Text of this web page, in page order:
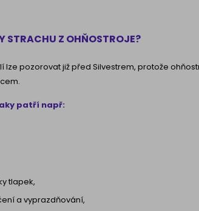
STRACHU Z OHŇOSTROJE?
lze pozorovat již před Silvestrem, protože
patří např:
tlapek,
a vyprazdňování,